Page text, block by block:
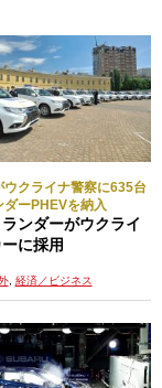
ウクライナ警察に635台
ーPHEVを納入
ンダーがウクライ
に採用
, 経済／ビジネス